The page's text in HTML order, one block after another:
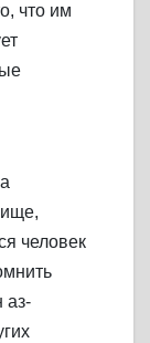
что им
человек
аз-